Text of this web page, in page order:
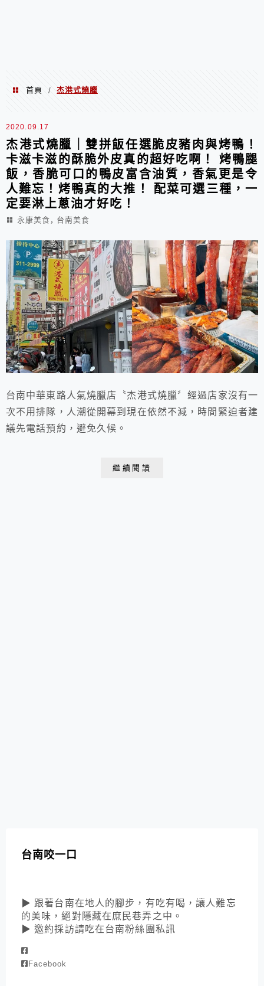
首頁 / 杰港式燒臘
杰港式燒臘
2020.09.17
杰港式燒臘｜雙拼飯任選脆皮豬肉與烤鴨！
卡滋卡滋的酥脆外皮真的超好吃啊！ 烤鴨腿
飯，香脆可口的鴨皮富含油質，香氣更是令
人難忘！烤鴨真的大推！ 配菜可選三種，一
定要淋上蔥油才好吃！
永康美食 , 台南美食
台南中華東路人氣燒臘店〝杰港式燒臘〞經過店家沒有一
次不用排隊，人潮從開幕到現在依然不減，時間緊迫者建
議先電話預約，避免久候。
繼續閱讀
台南咬一口
▶ 跟著台南在地人的腳步，有吃有喝，讓人難忘
的美味，絕對隱藏在庶民巷弄之中。
▶ 邀約採訪請吃在台南粉絲團私訊
Facebook